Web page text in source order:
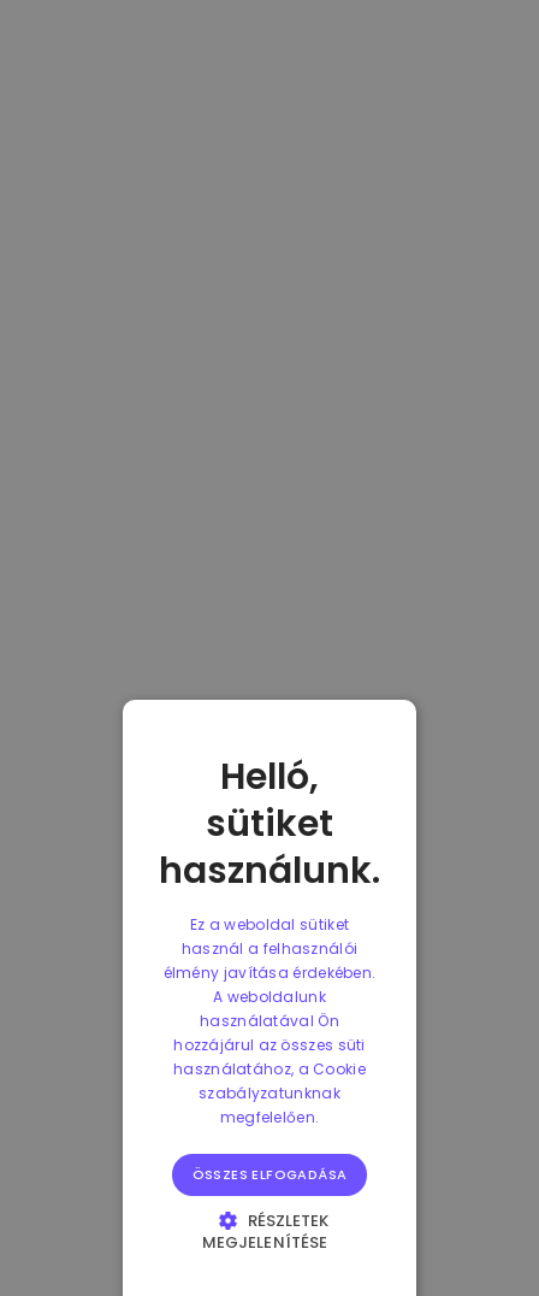
Helló,
sütiket
használunk.
Ez a weboldal sütiket
használ a felhasználói
élmény javítása érdekében.
A weboldalunk
használatával Ön
hozzájárul az összes süti
használatához, a Cookie
szabályzatunknak
megfelelően.
ÖSSZES ELFOGADÁSA
RÉSZLETEK
MEGJELENÍTÉSE